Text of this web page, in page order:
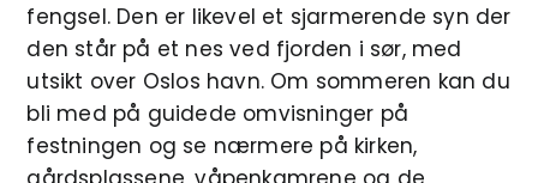
fengsel. Den er likevel et sjarmerende syn der
den står på et nes ved fjorden i sør, med
utsikt over Oslos havn. Om sommeren kan du
bli med på guidede omvisninger på
festningen og se nærmere på kirken,